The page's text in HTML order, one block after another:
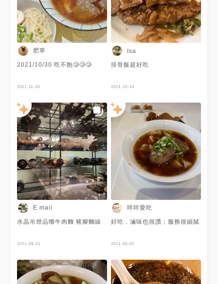
肥寧
2021/10/30 吃不飽🥲🥲🥲
2021-11-28
Isa
排骨飯超好吃
2021-10-16
E mail
水晶吊燈品嚐牛肉麵 豬腳麵線
2021-09-21
咩咩愛吃
好吃，滷味也很讚；服務很細膩
2021-09-02